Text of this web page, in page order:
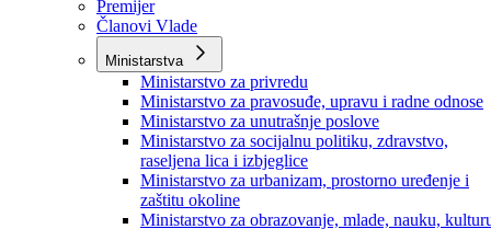
Vlada
Vlada BPK Goražde
Premijer
Članovi Vlade
Ministarstva
Ministarstvo za privredu
Ministarstvo za pravosuđe, upravu i radne odnose
Ministarstvo za unutrašnje poslove
Ministarstvo za socijalnu politiku, zdravstvo,
raseljena lica i izbjeglice